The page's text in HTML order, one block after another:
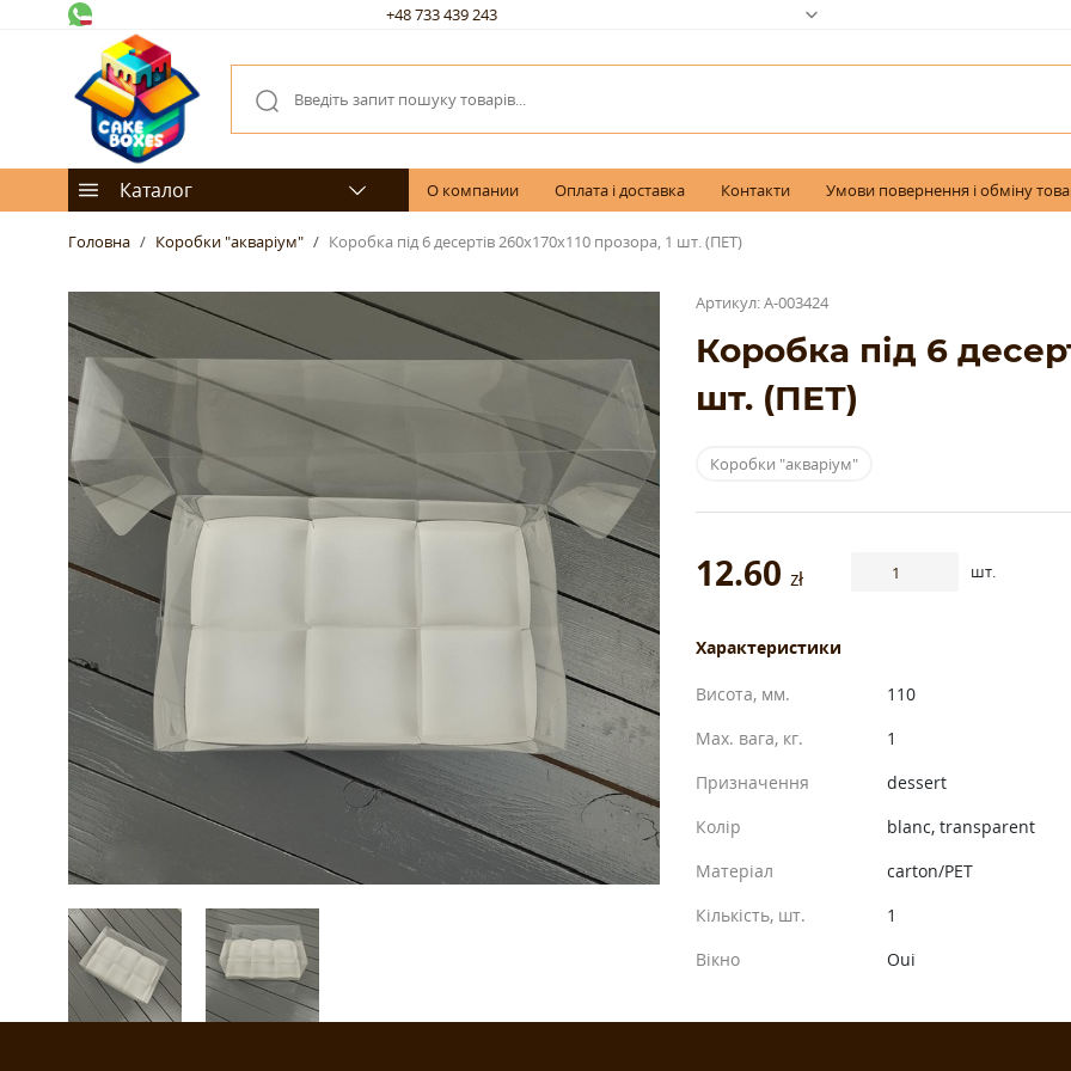
+48 733 439 243
Каталог О компании Оплата і доставка Контакти Умови повернення і обміну
Головна Коробки "акваріум" Коробка під 6 десертів 260х170х110 прозора, 1 шт. (ПЕТ)
Артикул: A-003424
Коробка під 6
шт. (ПЕТ)
Коробки "акваріум"
12.60 zł шт.
Характеристики
Висота, мм.
110
Max. вага, кг.
1
Призначення
dessert
Колір
blanc, transparent
Матеріал
carton/PET
Кількість, шт.
1
Вікно
Oui